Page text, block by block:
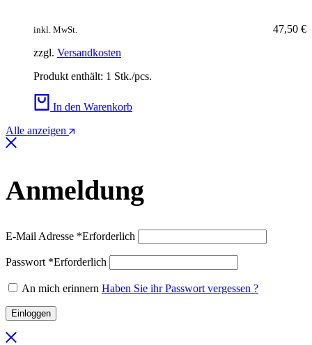
47,50 €
inkl. MwSt.
zzgl. Versandkosten
Produkt enthält: 1 Stk./pcs.
In den Warenkorb
Alle anzeigen
Anmeldung
E-Mail Adresse *Erforderlich
Passwort *Erforderlich
An mich erinnern Haben Sie ihr Passwort vergessen ?
Einloggen